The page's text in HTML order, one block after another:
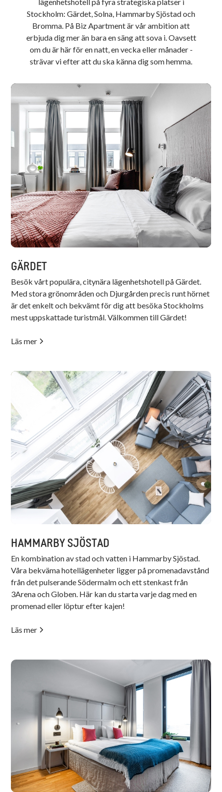
Stockholm: Gärdet, Solna, Hammarby Sjöstad och
Bromma. På Biz Apartment är vår ambition att
erbjuda dig mer än bara en säng att sova i. Oavsett
om du är här för en natt, en vecka eller månader -
strävar vi efter att du ska känna dig som hemma.
GÄRDET
Besök vårt populära, citynära lägenhetshotell på Gärdet.
Med stora grönområden och Djurgården precis runt hörnet
är det enkelt och bekvämt för dig att besöka Stockholms
mest uppskattade turistmål. Välkommen till Gärdet!
Läs mer
HAMMARBY SJÖSTAD
En kombination av stad och vatten i Hammarby Sjöstad.
Våra bekväma hotellägenheter ligger på promenadavstånd
från det pulserande Södermalm och ett stenkast från
3Arena och Globen. Här kan du starta varje dag med en
promenad eller löptur efter kajen!
Läs mer